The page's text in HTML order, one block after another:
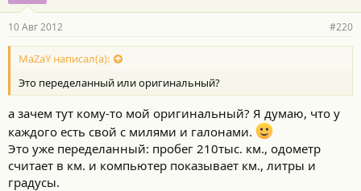
10 Авг 2012 #220
MaZaY написал(а):
Это переделанный или оригинальный?
а зачем тут кому-то мой оригинальный? Я думаю, что у
каждого есть свой с милями и галонами.
Это уже переделанный: пробег 210тыс. км., одометр
считает в км. и компьютер показывает км., литры и
градусы.